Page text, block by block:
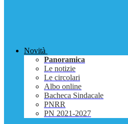
Novità
Panoramica
Le notizie
Le circolari
Albo online
Bacheca Sindacale
PNRR
PN 2021-2027